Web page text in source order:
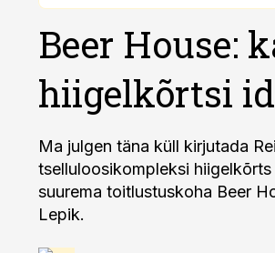
Beer House:
hiigelkõrtsi
Ma julgen täna küll kirjutada
tselluloosikompleksi
suurema toitlustuskoha Beer
Lepik.